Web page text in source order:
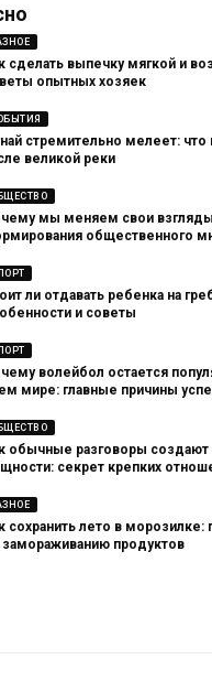
сделать выпечку мягкой и
опытных хозяек
стремительно мелеет: что
великой реки
мы меняем свои
общественного
ли отдавать ребенка на
и советы
волейбол остается
мире: главные причины
обычные разговоры создают
секрет крепких
сохранить лето в морозилке:
замораживанию продуктов